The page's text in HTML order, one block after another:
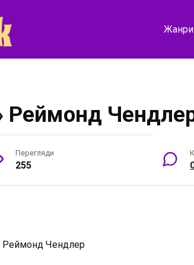
Жанри
Реймонд
Перегляди
255
Реймонд Чендлер